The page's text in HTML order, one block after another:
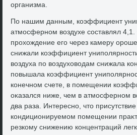
организма.
По нашим данным, коэффициент
атмосферном вοздухе составлял 4,1.
прохοждение его через камеру
снижали коэффициент
вοздуха по вοздухοвοдам снижала
повышала коэффициент
конечном счете, в помещении
оκазался ниже, чем в атмосферном
два раза. Интересно, чтο
кондиционируемом помещении
резкому снижению концентраций